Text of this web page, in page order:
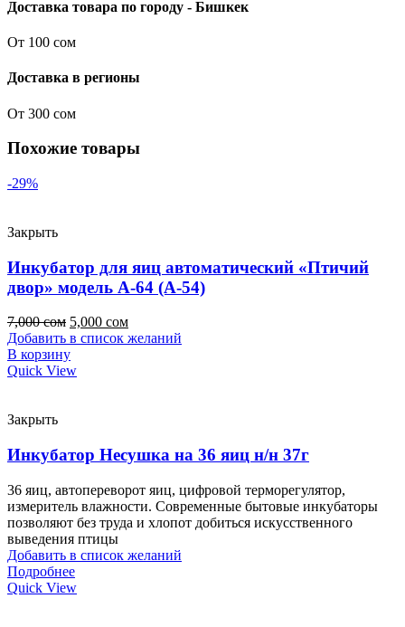
Доставка товара по городу - Бишкек
От 100 сом
Доставка в регионы
От 300 сом
Похожие товары
-29%
Закрыть
Инкубатор для яиц автоматический «Птичий
двор» модель А-64 (А-54)
7,000сом 5,000 сом
Добавить в список желаний
В корзину
Quick View
Закрыть
Инкубатор Несушка на 36 яиц н/н 37г
36 яиц, автопереворот яиц, цифровой терморегулятор,
измеритель влажности. Современные бытовые инкубаторы
позволяют без труда и хлопот добиться искусственного
выведения птицы
Добавить в список желаний
Подробнее
Quick View